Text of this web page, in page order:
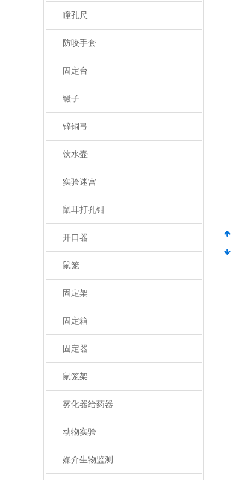
瞳孔尺
防咬手套
固定台
镊子
锌铜弓
饮水壶
实验迷宫
鼠耳打孔钳
开口器
鼠笼
固定架
固定箱
固定器
鼠笼架
雾化器给药器
动物实验
媒介生物监测